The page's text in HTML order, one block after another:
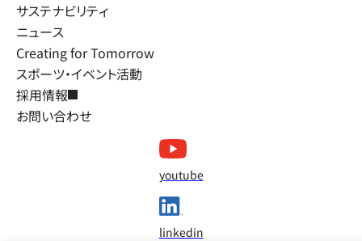
サステナビリティ
ニュース
Creating for Tomorrow
スポーツ・イベント活動
採用情報
お問い合わせ
youtube
linkedin